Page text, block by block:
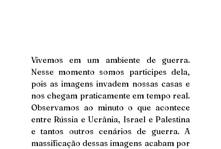
Vivemos em um ambiente de guerra.
Nesse momento somos participes dela,
pois as imagens invadem nossas casas e
nos chegam praticamente em tempo real.
Observamos ao minuto o que acontece
entre Rússia e Ucrânia, Israel e Palestina
e tantos outros cenários de guerra. A
massificação dessas imagens acabam por